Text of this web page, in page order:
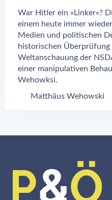
War Hitler ein »Linker«?
einem heute immer
Medien und politischen
historischen Überprüfung
Weltanschauung der
einer manipulativen
Wehowksi.
Matthäus Wehowski